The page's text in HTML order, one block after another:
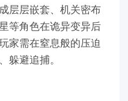
层层嵌套、机关密布
等角色在诡异变异后
家需在窒息般的压迫
躲避追捕。